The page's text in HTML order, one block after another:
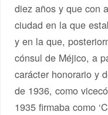
diez años y que con
ciudad en la que
y en la que,
cónsul de Méjico, a
carácter honorario y
de 1936, como
1935 firmaba como